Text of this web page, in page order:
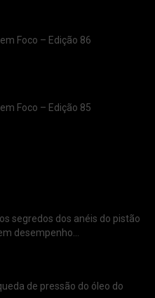
Foco – Edição 86
Foco – Edição 85
segredos dos anéis do pistão
desempenho...
de pressão do óleo do